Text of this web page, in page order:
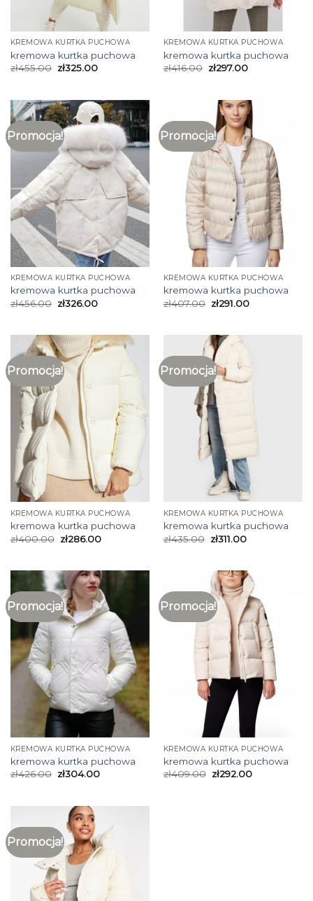
KREMOWA KURTKA PUCHOWA
kremowa kurtka puchowa
zł455.00 zł325.00
KREMOWA KURTKA PUCHOWA
kremowa kurtka puchowa
zł416.00 zł297.00
Promocja!
KREMOWA KURTKA PUCHOWA
kremowa kurtka puchowa
zł456.00 zł326.00
Promocja!
KREMOWA KURTKA PUCHOWA
kremowa kurtka puchowa
zł407.00 zł291.00
Promocja!
KREMOWA KURTKA PUCHOWA
kremowa kurtka puchowa
zł400.00 zł286.00
Promocja!
KREMOWA KURTKA PUCHOWA
kremowa kurtka puchowa
zł435.00 zł311.00
Promocja!
KREMOWA KURTKA PUCHOWA
kremowa kurtka puchowa
zł426.00 zł304.00
Promocja!
KREMOWA KURTKA PUCHOWA
kremowa kurtka puchowa
zł409.00 zł292.00
Promocja!